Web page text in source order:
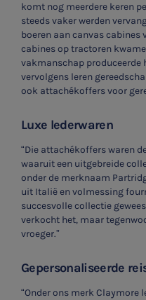
SNEL UW
Zonder gedoe
Typ hieronder uw
komt nog meerdere keren
steeds vaker werden
boeren aan canvas
cabines op tractoren
vakmanschap produceerde
vervolgens leren
ook attachékoffers voor
Luxe lederwaren
“Die attachékoffers waren
waaruit een uitgebreide
onder de merknaam
uit Italië en volmessing
succesvolle collectie
verkocht het, maar
vroeger.”
Gepersonaliseerde
“Onder ons merk Claymore